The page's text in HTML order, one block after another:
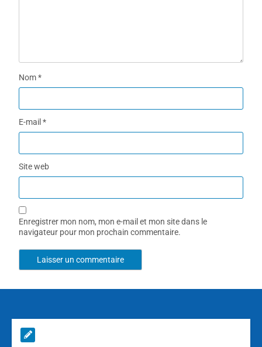
Nom*
E-mail*
Site web
Enregistrer mon nom, mon e-mail et mon site dans le
navigateur pour mon prochain commentaire.